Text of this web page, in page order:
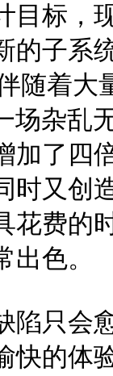
目标，
的子系
随着大
场杂乱
加了四
时又创
花费的
色。
陷只
快的体